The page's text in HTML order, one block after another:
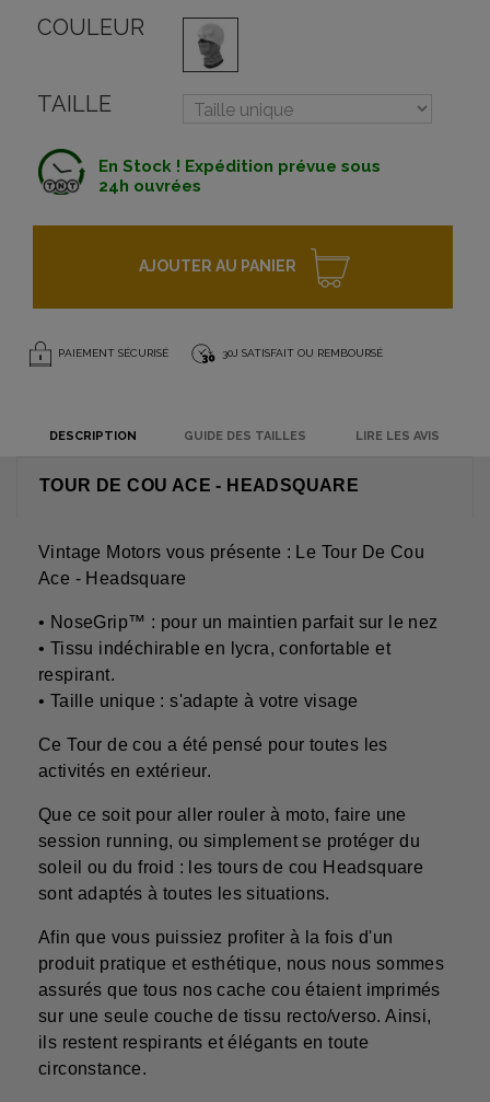
COULEUR
TAILLE
En Stock ! Expédition prévue sous
24h ouvrées
AJOUTER AU PANIER
PAIEMENT SÉCURISÉ 30J SATISFAIT OU REMBOURSÉ
DESCRIPTION GUIDE DES TAILLES LIRE LES AVIS
TOUR DE COU ACE - HEADSQUARE
Vintage Motors vous présente : Le Tour De Cou
Ace - Headsquare
• NoseGrip™ : pour un maintien parfait sur le nez
• Tissu indéchirable en lycra, confortable et
respirant.
• Taille unique : s'adapte à votre visage
Ce Tour de cou a été pensé pour toutes les
activités en extérieur.
Que ce soit pour aller rouler à moto, faire une
session running, ou simplement se protéger du
soleil ou du froid : les tours de cou Headsquare
sont adaptés à toutes les situations.
Afin que vous puissiez profiter à la fois d'un
produit pratique et esthétique, nous nous sommes
assurés que tous nos cache cou étaient imprimés
sur une seule couche de tissu recto/verso. Ainsi,
ils restent respirants et élégants en toute
circonstance.